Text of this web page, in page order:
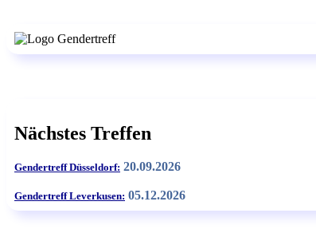
Nächstes Treffen
Gendertreff Düsseldorf: 20.09.2026
Gendertreff Leverkusen: 05.12.2026